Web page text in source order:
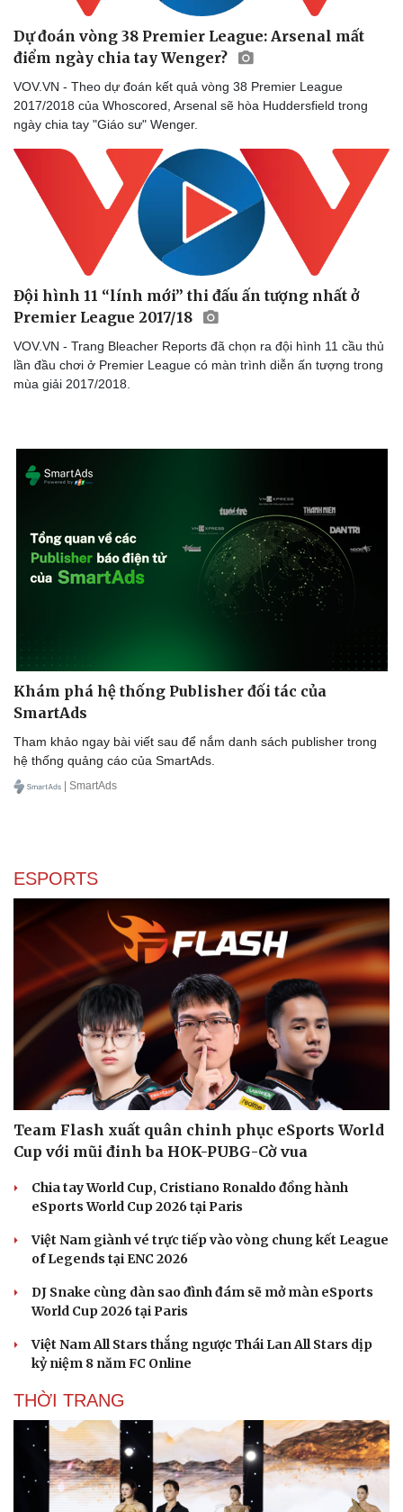
Sản phụ khoa
Làm đẹp - giảm cân
Phòng mạch online
Ăn sạch sống khỏe
Văn hóa
Sân khấu - Điện ảnh
Giải trí
Nghệ sĩ
Dự đoán vòng 38 Premier League: Arsenal mất
điểm ngày chia tay Wenger?
VOV.VN - Theo dự đoán kết quả vòng 38 Premier League
2017/2018 của Whoscored, Arsenal sẽ hòa Huddersfield trong
ngày chia tay "Giáo sư" Wenger.
Đội hình 11 “lính mới” thi đấu ấn tượng nhất ở
Premier League 2017/18
VOV.VN - Trang Bleacher Reports đã chọn ra đội hình 11 cầu thủ
lần đầu chơi ở Premier League có màn trình diễn ấn tượng trong
mùa giải 2017/2018.
Khám phá hệ thống Publisher đối tác của
SmartAds
Tham khảo ngay bài viết sau để nắm danh sách publisher trong
hệ thống quảng cáo của SmartAds.
| SmartAds
ESPORTS
Team Flash xuất quân chinh phục eSports World
Cup với mũi đinh ba HOK-PUBG-Cờ vua
Chia tay World Cup, Cristiano Ronaldo đồng hành
eSports World Cup 2026 tại Paris
Việt Nam giành vé trực tiếp vào vòng chung kết League
of Legends tại ENC 2026
DJ Snake cùng dàn sao đình đám sẽ mở màn eSports
World Cup 2026 tại Paris
Việt Nam All Stars thắng ngược Thái Lan All Stars dịp
kỷ niệm 8 năm FC Online
THỜI TRANG